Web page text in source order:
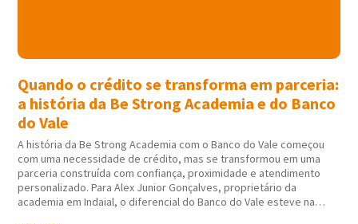
Quando o crédito se transforma em parceria:
a história da Be Strong Academia e do Banco
do Vale
A história da Be Strong Academia com o Banco do Vale começou
com uma necessidade de crédito, mas se transformou em uma
parceria construída com confiança, proximidade e atendimento
personalizado. Para Alex Junior Gonçalves, proprietário da
academia em Indaial, o diferencial do Banco do Vale esteve na